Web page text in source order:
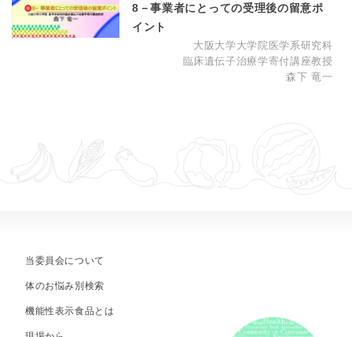
8－事業者にとっての受理後の留意ポ
イント
大阪大学大学院医学系研究科
臨床遺伝子治療学寄付講座教授
森下 竜一
当委員会について
体のお悩み別検索
機能性表示食品とは